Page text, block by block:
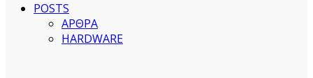
POSTS
ΑΡΘΡΑ
HARDWARE